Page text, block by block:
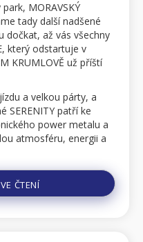
MORAVSKÝ
tady další nadšené
dočkat, až vás všechny
který odstartuje v
KRUMLOVĚ už příští
a velkou párty, a
SERENITY patří ke
power metalu a
atmosféru, energii a
ČTENÍ